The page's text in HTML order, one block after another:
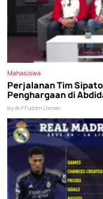
Mahasiswa
Perjalanan Tim
Penghargaan di
by Arif Fuddin Usman